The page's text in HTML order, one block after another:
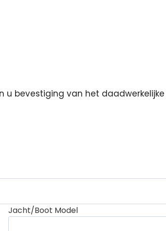
bevestiging van het
Jacht/Boot Model